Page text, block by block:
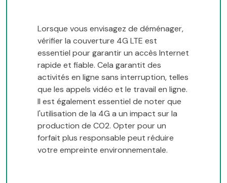
Lorsque vous envisagez de déménager,
vérifier la couverture 4G LTE est
essentiel pour garantir un accès Internet
rapide et fiable. Cela garantit des
activités en ligne sans interruption, telles
que les appels vidéo et le travail en ligne.
Il est également essentiel de noter que
l'utilisation de la 4G a un impact sur la
production de CO2. Opter pour un
forfait plus responsable peut réduire
votre empreinte environnementale.